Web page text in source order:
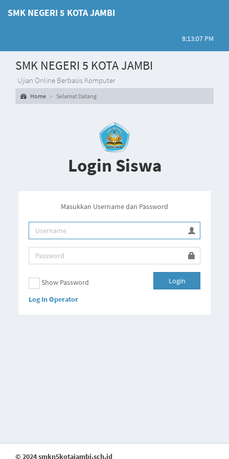
SMK NEGERI 5 KOTA JAMBI
8:13:07 PM
SMK NEGERI 5 KOTA JAMBI
Ujian Online Berbasis Komputer
Home Selamat Datang
Login Siswa
Masukkan Username dan Password
Show Password
Log In Operator
Login
© 2024 smkn5kotajambi.sch.id